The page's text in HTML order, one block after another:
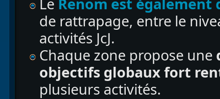
de rattrapage, entre le
activités JcJ.
Chaque zone propose une
objectifs globaux fort
plusieurs activités.